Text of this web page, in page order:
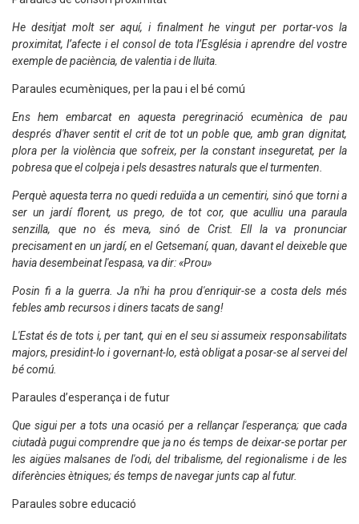
He desitjat molt ser aquí, i finalment he vingut per portar-vos la
proximitat, l’afecte i el consol de tota l’Església i aprendre del vostre
exemple de paciència, de valentia i de lluita.
Paraules ecumèniques, per la pau i el bé comú
Ens hem embarcat en aquesta peregrinació ecumènica de pau
després d'haver sentit el crit de tot un poble que, amb gran dignitat,
plora per la violència que sofreix, per la constant inseguretat, per la
pobresa que el colpeja i pels desastres naturals que el turmenten.
Perquè aquesta terra no quedi reduïda a un cementiri, sinó que torni a
ser un jardí florent, us prego, de tot cor, que aculliu una paraula
senzilla, que no és meva, sinó de Crist. Ell la va pronunciar
precisament en un jardí, en el Getsemaní, quan, davant el deixeble que
havia desembeinat l'espasa, va dir: «Prou»
Posin fi a la guerra. Ja n'hi ha prou d'enriquir-se a costa dels més
febles amb recursos i diners tacats de sang!
L'Estat és de tots i, per tant, qui en el seu si assumeix responsabilitats
majors, presidint-lo i governant-lo, està obligat a posar-se al servei del
bé comú.
Paraules d’esperança i de futur
Que sigui per a tots una ocasió per a rellançar l'esperança; que cada
ciutadà pugui comprendre que ja no és temps de deixar-se portar per
les aigües malsanes de l'odi, del tribalisme, del regionalisme i de les
diferències ètniques; és temps de navegar junts cap al futur.
Paraules sobre educació